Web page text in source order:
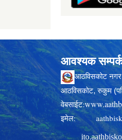
आवश्यक
आठविसकोट नगर
आठविसकोट, रुकुम
वेबसाईट:
इमेल: